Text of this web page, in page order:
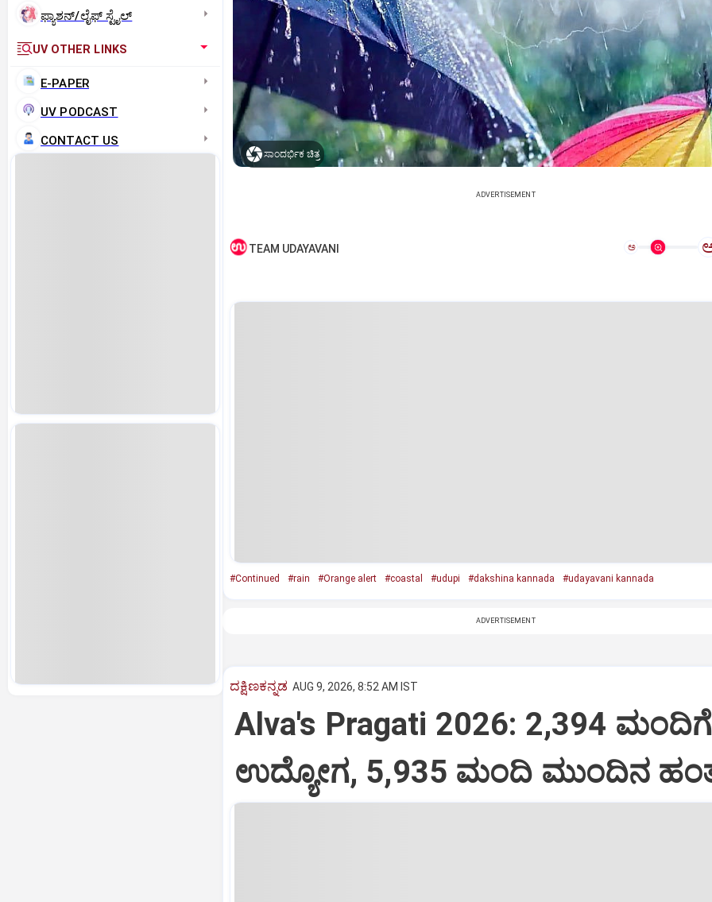
ಫ್ಯಾಶನ್/ಲೈಫ್‌ ಸ್ಟೈಲ್
UV OTHER LINKS
E-PAPER
UV PODCAST
CONTACT US
ಸಾಂದರ್ಭಿಕ ಚಿತ್ರ
ADVERTISEMENT
TEAM UDAYAVANI ಅ
#Continued #rain #Orange alert #coastal #udupi #dakshina kannada #udayavani kannada
ADVERTISEMENT
ದಕ್ಷಿಣಕನ್ನಡ AUG 9, 2026, 8:52 AM IST
Alva's Pragati 2026: 2,394 ಮಂದಿಗೆ
ಉದ್ಯೋಗ, 5,935 ಮಂದಿ ಮುಂದಿನ